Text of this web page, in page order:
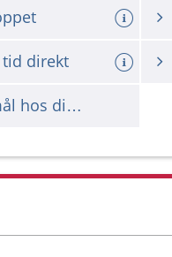
tid direkt
Lämna synpunkter och klagomål hos din vårdgivare